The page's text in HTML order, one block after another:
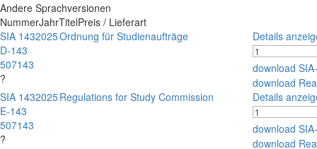
Andere Sprachversionen
NummerJahrTitelPreis / Lieferart
SIA 143
D-143
507143
?
2025Ordnung für Studienaufträge Details
download
download
SIA 143
E-143
507143
?
2025Regulations for Study Commission Details
download
download